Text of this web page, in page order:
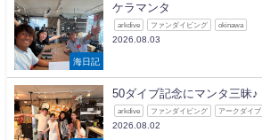
海日記
ケラマンタ
arkdive ファンダイビング okinawa
2026.08.03
50ダイブ記念にマンタ三昧♪
arkdive ファンダイビング アークダイブ
2026.08.02